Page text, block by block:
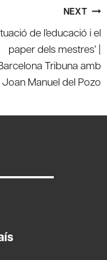
NEXT
de l’educació i el
paper dels mestres’ |
Tribuna amb
Joan Manuel del Pozo